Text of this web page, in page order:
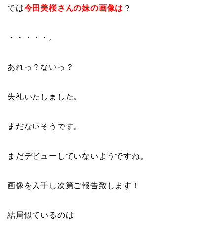
では今田美桜さんの妹の画像は ？
・・・・・。
あれっ？ないっ？
失礼いたしました。
まだないそうです。
まだデビューしていないようですね。
画像を入手し次第ご報告致します！
結局似ているのは